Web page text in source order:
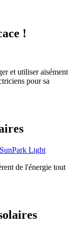
!
et utiliser aisément
pour sa
de l'énergie tout